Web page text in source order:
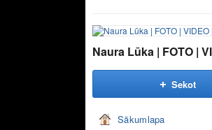
Naura Lūka | FOTO |
Sekot
Sākumlapa